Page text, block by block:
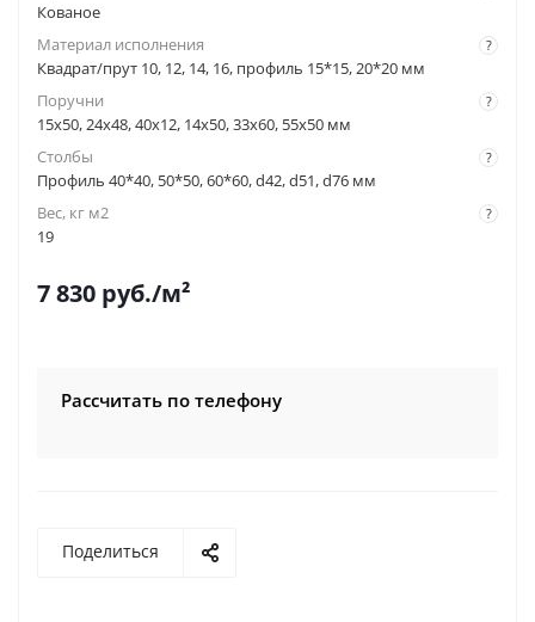
Кованое
?
Материал исполнения
Квадрат/прут 10, 12, 14, 16, профиль 15*15, 20*20 мм
?
Поручни
15x50, 24x48, 40x12, 14x50, 33x60, 55x50 мм
?
Столбы
Профиль 40*40, 50*50, 60*60, d42, d51, d76 мм
?
Вес, кг м2
19
7 830 руб./м²
Рассчитать по телефону
Поделиться